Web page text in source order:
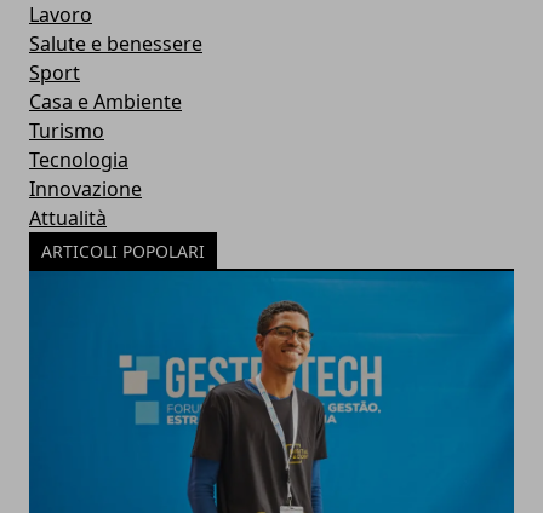
Lavoro
Salute e benessere
Sport
Casa e Ambiente
Turismo
Tecnologia
Innovazione
Attualità
ARTICOLI POPOLARI